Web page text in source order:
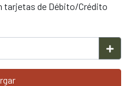
tarjetas de Débito/Crédito